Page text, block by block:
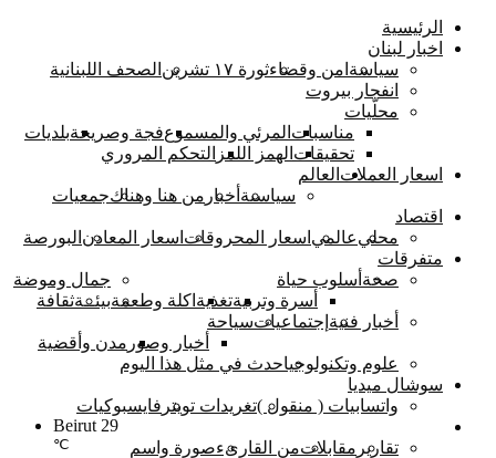
الرئيسية
اخبار لبنان
سياسة امن وقضاءثورة ١٧ تشرين
الصحف اللبنانية
انفجار بيروت
محلّيات
مناسبات المرئي والمسموعفجة وصريحةبلديات
تحقيقات الهمز اللمز التحكم المروري
اسعار العملات العالم
سياسىة أخبار من هنا وهناكجمعيات
اقتصاد
محليعالمي اسعار المحروقات اسعار المعادن البورصة
متفرقات
صحة أسلوب حياة
أسرة وتربيةتغذية اكلة وطعمة
جمال وموضة
بيئــةثقافة
أخبار فنية إجتماعياتسياحة
أخبار وصور مدن وأقضية
علوم وتكنولوجياحدث في مثل هذا اليوم
سوشال ميديا
واتسابيات ( منقول )تغريدات تويتر فايسبوكيات
تقارير مقابلاتمن القارىءصورة واسم
Beirut 29
℃